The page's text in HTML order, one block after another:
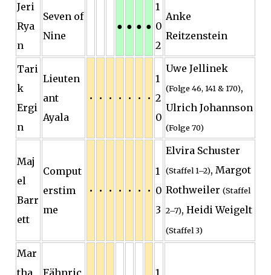
Jeri
Rya
n
Seven of
Nine
● ● ● ●
1
0
2
Anke
Reitzenstein
Tari
k
Ergi
n
Lieuten
ant
Ayala
• • • • • • •
1
2
0
Uwe Jellinek
(Folge 46, 141 & 170),
Ulrich Johannson
(Folge 70)
Maj
el
Barr
ett
Comput
erstim
me
• • • • • • •
1
0
3
Elvira Schuster
(Staffel 1–2), Margot
Rothweiler (Staffel
2–7), Heidi Weigelt
(Staffel 3)
Mar
tha
Fähnric 1